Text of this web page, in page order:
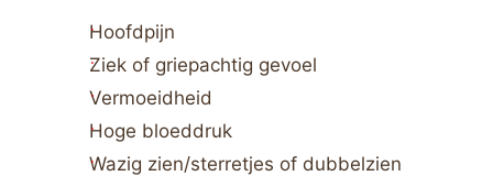
Hoofdpijn
Ziek of griepachtig gevoel
Vermoeidheid
Hoge bloeddruk
Wazig zien/sterretjes of dubbelzien